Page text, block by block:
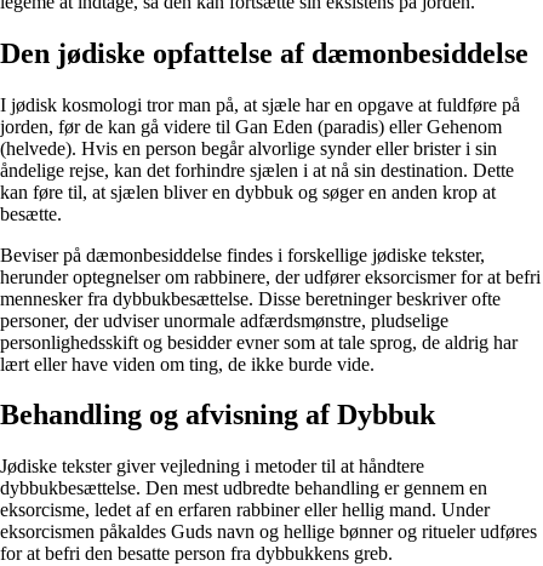
Den jødiske opfattelse af dæmonbesiddelse
I jødisk kosmologi tror man på, at sjæle har en opgave at fuldføre på
jorden, før de kan gå videre til Gan Eden (paradis) eller Gehenom
(helvede). Hvis en person begår alvorlige synder eller brister i sin
åndelige rejse, kan det forhindre sjælen i at nå sin destination. Dette
kan føre til, at sjælen bliver en dybbuk og søger en anden krop at
besætte.
Beviser på dæmonbesiddelse findes i forskellige jødiske tekster,
herunder optegnelser om rabbinere, der udfører eksorcismer for at befri
mennesker fra dybbukbesættelse. Disse beretninger beskriver ofte
personer, der udviser unormale adfærdsmønstre, pludselige
personlighedsskift og besidder evner som at tale sprog, de aldrig har
lært eller have viden om ting, de ikke burde vide.
Behandling og afvisning af Dybbuk
Jødiske tekster giver vejledning i metoder til at håndtere
dybbukbesættelse. Den mest udbredte behandling er gennem en
eksorcisme, ledet af en erfaren rabbiner eller hellig mand. Under
eksorcismen påkaldes Guds navn og hellige bønner og ritueler udføres
for at befri den besatte person fra dybbukkens greb.